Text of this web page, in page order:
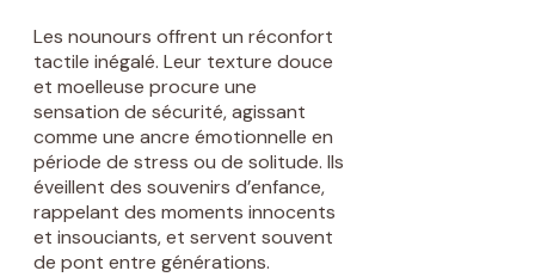
Les nounours offrent un réconfort
tactile inégalé. Leur texture douce
et moelleuse procure une
sensation de sécurité, agissant
comme une ancre émotionnelle en
période de stress ou de solitude. Ils
éveillent des souvenirs d’enfance,
rappelant des moments innocents
et insouciants, et servent souvent
de pont entre générations.